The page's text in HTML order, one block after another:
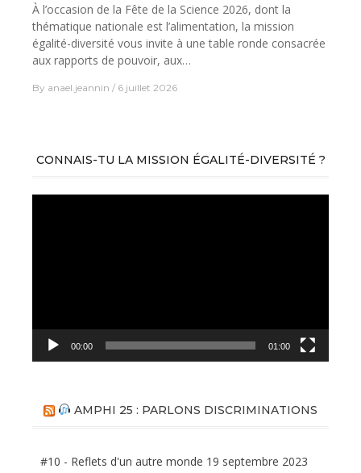
À l’occasion de la Fête de la Science 2026, dont la
thématique nationale est l’alimentation, la mission
égalité-diversité vous invite à une table ronde consacrée
aux rapports de pouvoir, aux…
By anael.jeannin 6 juillet 2026
CONNAIS-TU LA MISSION ÉGALITÉ-DIVERSITÉ ?
00:00 01:00
AMPHI 25 : PARLONS DISCRIMINATIONS
#10 - Reflets d'un autre monde 19 septembre 2023